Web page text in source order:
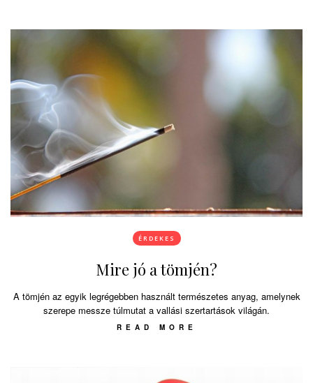
ÉRDEKES
Mire jó a tömjén?
A tömjén az egyik legrégebben használt természetes anyag, amelynek
szerepe messze túlmutat a vallási szertartások világán.
READ MORE